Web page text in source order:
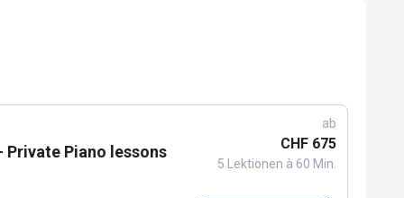
Piano lessons
ab
CHF 675
5 Lektionen à 60 Min.